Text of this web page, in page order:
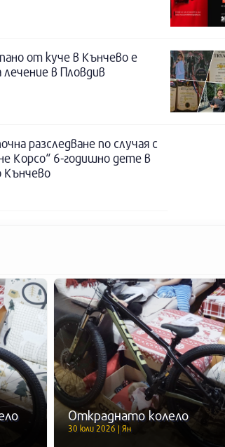
от куче в Кънчево е
в Пловдив
разследване по случая с
Корсо“ 6-годишно дете в
Кънчево
Откраднато колело
30 юли 2026 | Ян